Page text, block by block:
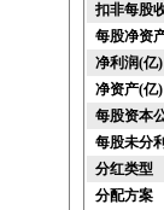
扣非每股
每股净资
净利润(亿)
净资产(亿)
每股资本
每股未分
分红类型
分配方案